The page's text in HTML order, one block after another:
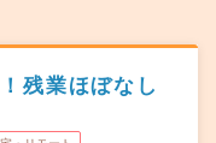
残業ほぼなし